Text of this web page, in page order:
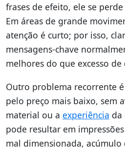
frases de efeito, ele se
Em áreas de grande
atenção é curto; por isso,
mensagens-chave
melhores do que excesso de
Outro problema recorrente
pelo preço mais baixo, sem
material ou a experiência da
pode resultar em
mal dimensionada, acúmulo